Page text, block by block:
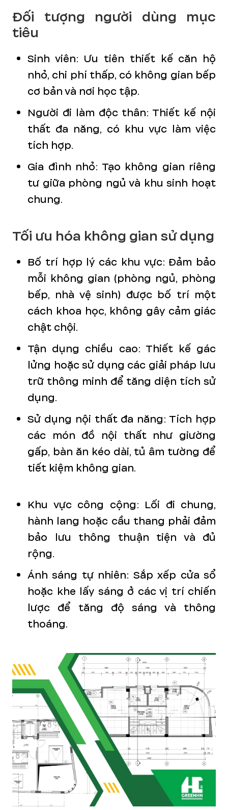
Đối tượng người dùng mục
tiêu
Sinh viên: Ưu tiên thiết kế căn hộ
nhỏ, chi phí thấp, có không gian bếp
cơ bản và nơi học tập.
Người đi làm độc thân: Thiết kế nội
thất đa năng, có khu vực làm việc
tích hợp.
Gia đình nhỏ: Tạo không gian riêng
tư giữa phòng ngủ và khu sinh hoạt
chung.
Tối ưu hóa không gian sử dụng
Bố trí hợp lý các khu vực: Đảm bảo
mỗi không gian (phòng ngủ, phòng
bếp, nhà vệ sinh) được bố trí một
cách khoa học, không gây cảm giác
chật chội.
Tận dụng chiều cao: Thiết kế gác
lửng hoặc sử dụng các giải pháp lưu
trữ thông minh để tăng diện tích sử
dụng.
Sử dụng nội thất đa năng: Tích hợp
các món đồ nội thất như giường
gấp, bàn ăn kéo dài, tủ âm tường để
tiết kiệm không gian.
Khu vực công cộng: Lối đi chung,
hành lang hoặc cầu thang phải đảm
bảo lưu thông thuận tiện và đủ
rộng.
Ánh sáng tự nhiên: Sắp xếp cửa sổ
hoặc khe lấy sáng ở các vị trí chiến
lược để tăng độ sáng và thông
thoáng.